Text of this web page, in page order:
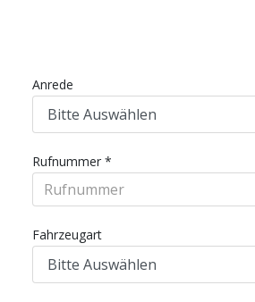
Anrede
Rufnummer *
Fahrzeugart